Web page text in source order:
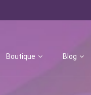
Boutique Blog